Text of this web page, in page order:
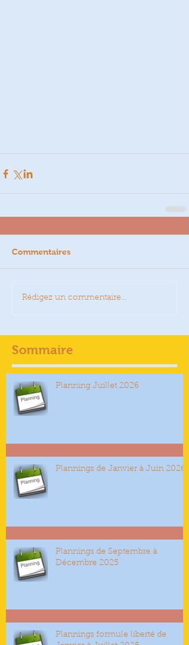
Commentaires
Rédigez un commentaire...
Sommaire
Planning Juillet 2026
Plannings de Janvier à Juin 2026
Plannings de Septembre à
Décembre 2025
Plannings formule liberté de